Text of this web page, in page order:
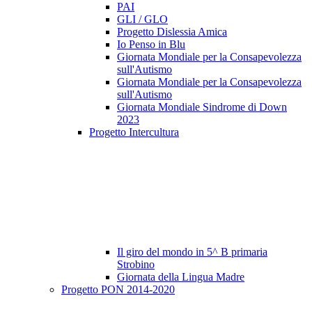
PAI
GLI / GLO
Progetto Dislessia Amica
Io Penso in Blu
Giornata Mondiale per la Consapevolezza
sull'Autismo
Giornata Mondiale per la Consapevolezza
sull'Autismo
Giornata Mondiale Sindrome di Down
2023
Progetto Intercultura
Il giro del mondo in 5^ B primaria
Strobino
Giornata della Lingua Madre
Progetto PON 2014-2020